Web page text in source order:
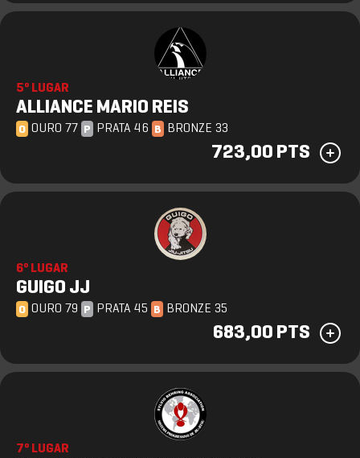
5º LUGAR
ALLIANCE MARIO REIS
O OURO 77 P PRATA 46 B BRONZE 33
723,00 PTS
6º LUGAR
GUIGO JJ
O OURO 79 P PRATA 45 B BRONZE 35
683,00 PTS
7º LUGAR